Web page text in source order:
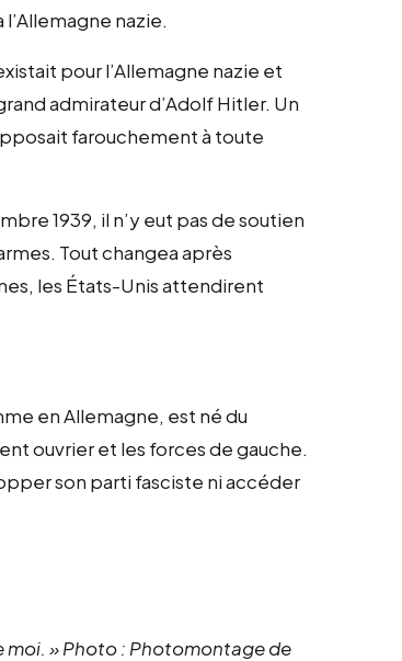
nazie.
pour l’Allemagne nazie et
admirateur d’Adolf Hitler. Un
farouchement à toute
1939, il n’y eut pas de soutien
Tout changea après
les États-Unis attendirent
en Allemagne, est né du
ouvrier et les forces de gauche.
son parti fasciste ni accéder
moi. » Photo : Photomontage de